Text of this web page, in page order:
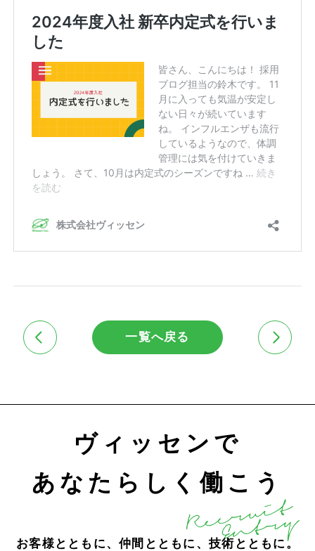
一覧へ戻る
ヴィッセンで
あなたらしく働こう
お客様とともに、仲間とともに、技術とともに。